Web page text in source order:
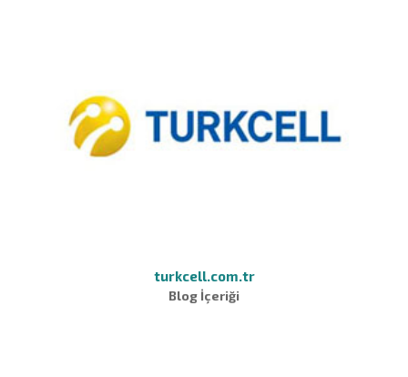
turkcell.com.tr
Blog İçeriği